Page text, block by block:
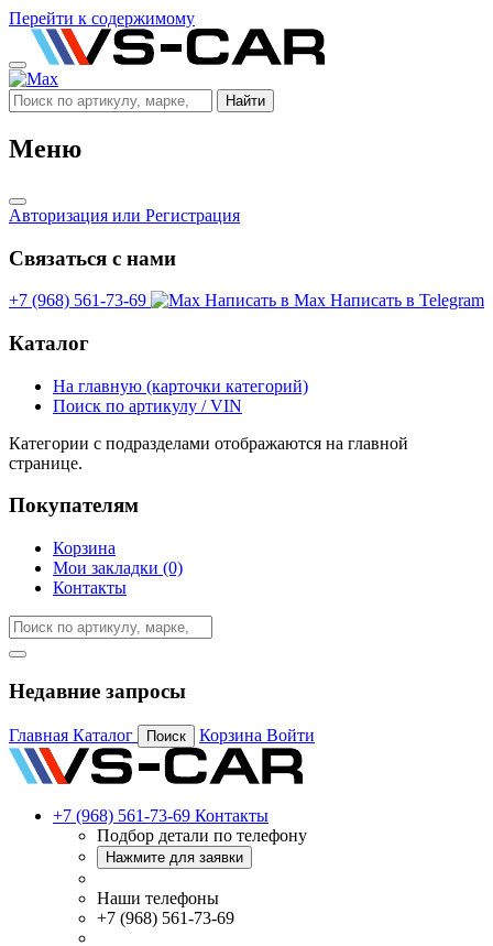
Перейти к содержимому
Найти
Меню
Авторизация или Регистрация
Связаться с нами
+7 (968) 561-73-69 Написать в Max Написать в Telegram
Каталог
На главную (карточки категорий)
Поиск по артикулу / VIN
Категории с подразделами отображаются на главной
странице.
Покупателям
Корзина
Мои закладки (0)
Контакты
Недавние запросы
Главная Каталог Поиск Корзина Войти
+7 (968) 561-73-69 Контакты
Подбор детали по телефону
Нажмите для заявки
Наши телефоны
+7 (968) 561-73-69